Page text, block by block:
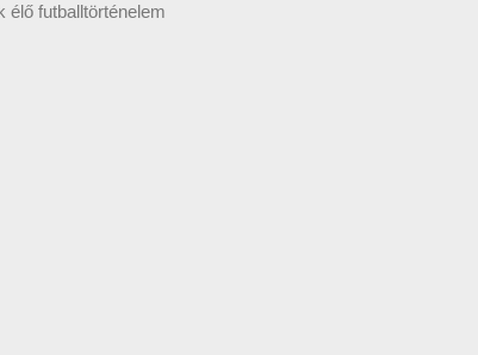
élő futballtörténelem